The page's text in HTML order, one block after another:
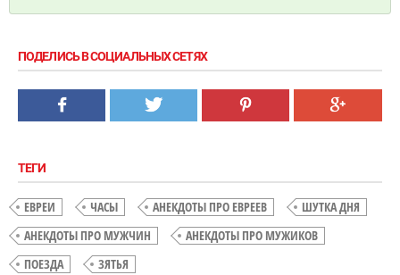
ПОДЕЛИСЬ В СОЦИАЛЬНЫХ СЕТЯХ
ТЕГИ
ЕВРЕИ ЧАСЫ АНЕКДОТЫ ПРО ЕВРЕЕВ
ШУТКА ДНЯ
АНЕКДОТЫ ПРО МУЖЧИН
АНЕКДОТЫ ПРО МУЖИКОВ
ПОЕЗДА
ЗЯТЬЯ